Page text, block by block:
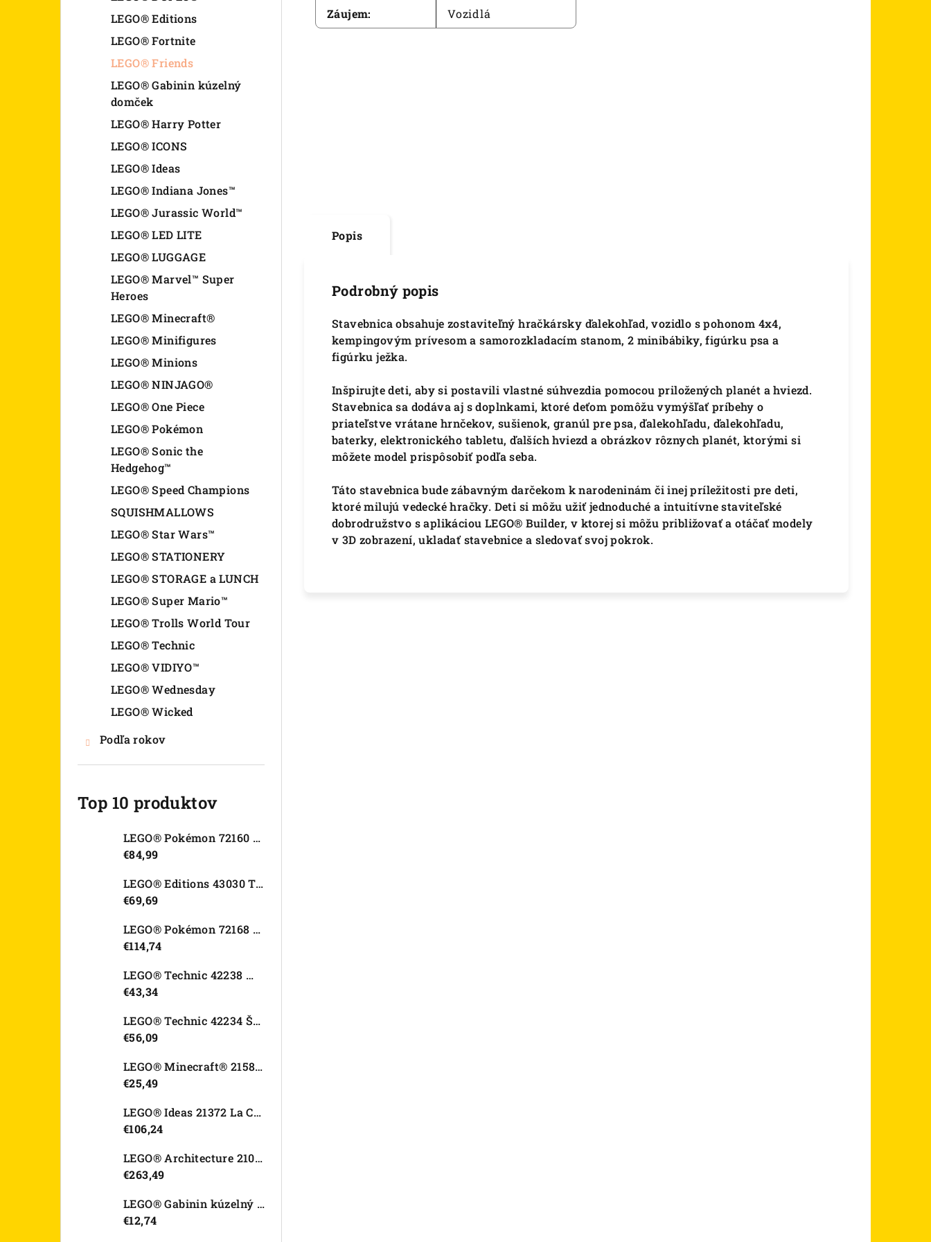
LEGO® Editions
LEGO® Fortnite
LEGO® Friends
LEGO® Gabinin kúzelný
domček
LEGO® Harry Potter
LEGO® ICONS
LEGO® Ideas
LEGO® Indiana Jones™
LEGO® Jurassic World™
LEGO® LED LITE
LEGO® LUGGAGE
LEGO® Marvel™ Super
Heroes
LEGO® Minecraft®
LEGO® Minifigures
LEGO® Minions
LEGO® NINJAGO®
LEGO® One Piece
LEGO® Pokémon
LEGO® Sonic the
Hedgehog™
LEGO® Speed Champions
SQUISHMALLOWS
LEGO® Star Wars™
LEGO® STATIONERY
LEGO® STORAGE a LUNCH
LEGO® Super Mario™
LEGO® Trolls World Tour
LEGO® Technic
LEGO® VIDIYO™
LEGO® Wednesday
LEGO® Wicked
Podľa rokov
Top 10 produktov
LEGO® Pokémon 72160 Arcanine
€84,99
LEGO® Editions 43030 Tajná skrýša Olivie Rodrigo
€69,69
LEGO® Pokémon 72168 Rayquaza
€114,74
LEGO® Technic 42238 Motorka Ducati Desmo450 MX Factory
€43,34
LEGO® Technic 42234 Športové auto Dodge Viper GTS-R
€56,09
LEGO® Minecraft® 21582 Kurací džokej
€25,49
LEGO® Ideas 21372 La Catrina
€106,24
LEGO® Architecture 21067 Tower Bridge
€263,49
LEGO® Gabinin kúzelný domček 11212 Záhradný domček Víly mačičky
€12,74
Záujem: Vozidlá
Popis
Podrobný popis
Stavebnica obsahuje zostaviteľný hračkársky ďalekohľad, vozidlo s pohonom 4x4,
kempingovým prívesom a samorozkladacím stanom, 2 minibábiky, figúrku psa a
figúrku ježka.
Inšpirujte deti, aby si postavili vlastné súhvezdia pomocou priložených planét a hviezd.
Stavebnica sa dodáva aj s doplnkami, ktoré deťom pomôžu vymýšľať príbehy o
priateľstve vrátane hrnčekov, sušienok, granúl pre psa, ďalekohľadu, ďalekohľadu,
baterky, elektronického tabletu, ďalších hviezd a obrázkov rôznych planét, ktorými si
môžete model prispôsobiť podľa seba.
Táto stavebnica bude zábavným darčekom k narodeninám či inej príležitosti pre deti,
ktoré milujú vedecké hračky. Deti si môžu užiť jednoduché a intuitívne staviteľské
dobrodružstvo s aplikáciou LEGO® Builder, v ktorej si môžu približovať a otáčať modely
v 3D zobrazení, ukladať stavebnice a sledovať svoj pokrok.